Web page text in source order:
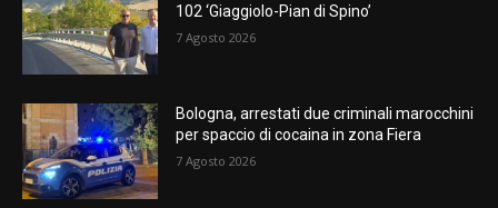
102 ‘Giaggiolo-Pian di Spino’
7 Agosto 2026
Bologna, arrestati due criminali marocchini
per spaccio di cocaina in zona Fiera
7 Agosto 2026